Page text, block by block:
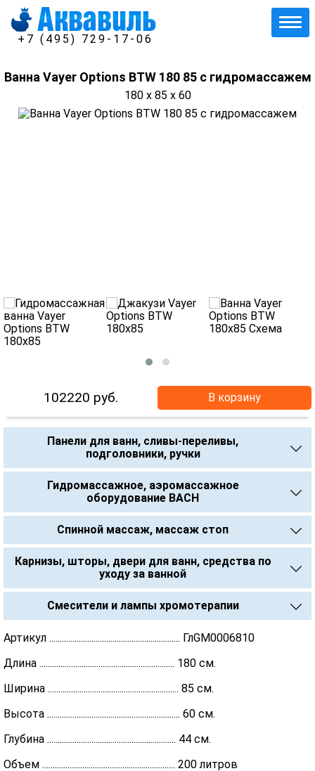
+7 (495) 729-17-06
Ванна Vayer Options BTW 180 85 с гидромассажем
180 x 85 x 60
102220 руб. В корзину
Панели для ванн, сливы-переливы,
подголовники, ручки
Гидромассажное, аэромассажное
оборудование BACH
Спинной массаж, массаж стоп
Карнизы, шторы, двери для ванн, средства по
уходу за ванной
Смесители и лампы хромотерапии
Артикул .............................................................. ГлGM0006810
Длина ................................................................ 180 см.
Ширина .............................................................. 85 см.
Высота ............................................................... 60 см.
Глубина ............................................................. 44 см.
Объем ............................................................... 200 литров